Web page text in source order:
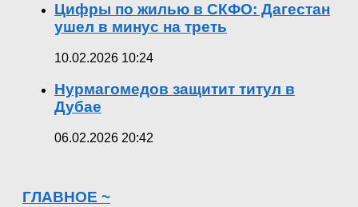
Цифры по жилью в СКФО: Дагестан
ушел в минус на треть
10.02.2026 10:24
Нурмагомедов защитит титул в
Дубае
06.02.2026 20:42
ГЛАВНОЕ ~